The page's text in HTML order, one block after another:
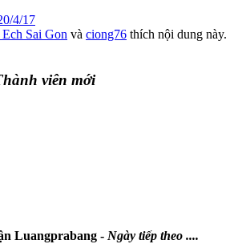
4/17
Sai Gon và ciong76 thích nội dung này.
viên mới
Luangprabang - Ngày tiếp theo ....